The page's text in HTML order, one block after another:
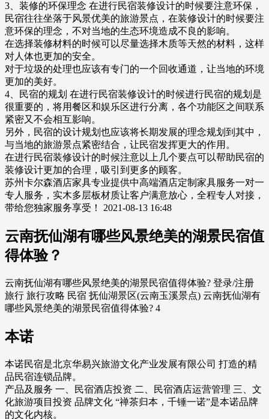
3、装修的环保理念 在进行民宿装修设计的时候要注意环保，
民宿往往坐落于风景优美的旅游景点，在装修设计的时候要注
意环保的理念，不对当地的生态环境造成不良的影响。
在选择装修材料的时候可以尽量选择木质等天然的材料，这样
对人体也更加的安全。
对于垃圾的处理也应该有专门的一个回收通道，让当地的环境
更加的美好。
4、民宿的规划 在进行民宿装修设计的时候进行民宿的规划是
很重要的，将用餐区和娱乐区进行分离，各个功能区之间联系
紧密又不会相互影响。
另外，民宿的设计规划也应该将长期发展的理念规划到其中，
与当地的旅游景点紧密结合，让民宿发挥更大的作用。
在进行民宿装修设计的时候注意以上几个要点可以帮助民宿的
装修设计更加的合理，吸引到更多的顾客。
苏州卡尔森酒店家具专业提供中高端酒店定制家具服务一对一
专人服务，实木多层板材质让客户满意放心，全程专人对接，
带给您独家服务享受！ 2021-08-13 16:48
云南抚仙湖有哪些风景绝美的湖景民宿值
得体验？
云南抚仙湖有哪些风景绝美的湖景民宿值得体验? 登录/注册
旅行 旅行攻略 民宿 抚仙湖景区(云南玉溪景点) 云南抚仙湖有
哪些风景绝美的湖景民宿值得体验? 4
本诺
本诺民宿是北京华易兴旅游文化产业发展有限公司 打造的精
品民宿连锁品牌。
产品及服务 一、民宿酒店投资 二、民宿酒店运营管理 三、文
化旅游项目投资 品牌文化 “禅茶归本，千锤一诺”是本诺品牌
的文化内核。